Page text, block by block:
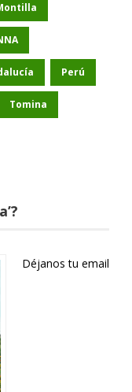
Perú
Tomina
Déjanos tu email